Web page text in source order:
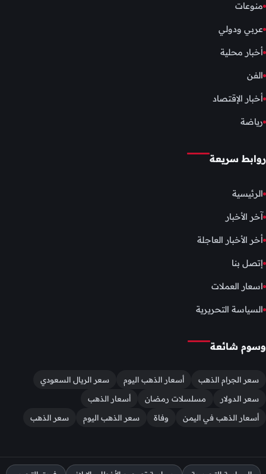
منوعات
عربي ودولي
أخبار محلية
الفن
أخبار الإقتصاد
رياضة
روابط سريعة
الرئيسية
آخر الأخبار
أخر الأخبار العاجلة
إتصل بنا
اسعار العملات
السياسة التحريرية
وسوم شائعة
سعر الجرام الذهب أسعار الذهب اليوم
سعر الريال السعودي
سعر الدولار
مسلسلات رمضان
أسعار الذهب
أسعار الذهب في اليمن
وفاة سعر الذهب اليوم سعر الذهب